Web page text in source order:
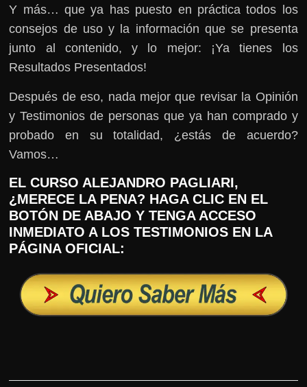
Y más… que ya has puesto en práctica todos los
consejos de uso y la información que se presenta
junto al contenido, y lo mejor: ¡Ya tienes los
Resultados Presentados!
Después de eso, nada mejor que revisar la Opinión
y Testimonios de personas que ya han comprado y
probado en su totalidad, ¿estás de acuerdo?
Vamos…
EL CURSO ALEJANDRO PAGLIARI,
¿MERECE LA PENA? HAGA CLIC EN EL
BOTÓN DE ABAJO Y TENGA ACCESO
INMEDIATO A LOS TESTIMONIOS EN LA
PÁGINA OFICIAL: